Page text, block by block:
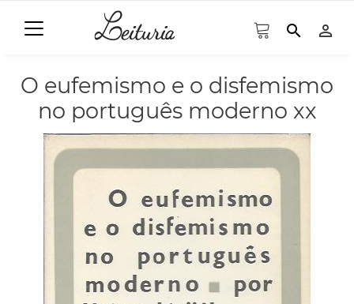
search person_outline
O eufemismo e o disfemismo
no português moderno xx